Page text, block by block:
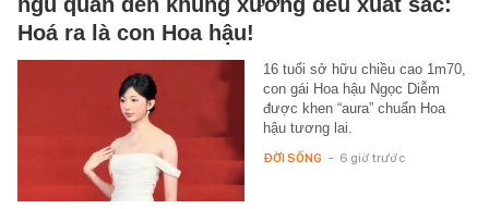
Hoá ra là con Hoa hậu!
16 tuổi sở hữu chiều cao 1m70,
con gái Hoa hậu Ngọc Diễm
được khen “aura” chuẩn Hoa
hậu tương lai.
ĐỜI SỐNG - 6 giờ trước